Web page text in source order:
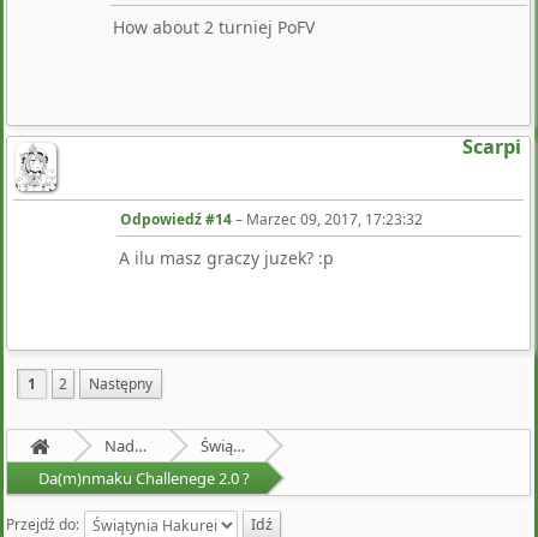
How about 2 turniej PoFV
Scarpi
Odpowiedź #14– Marzec 09, 2017, 17:23:32
A ilu masz graczy juzek? :p
1 2 Następny
Nadprzyrodzona Granica
Świątynia Hakurei
Da(m)nmaku Challenege 2.0 ?
Przejdź do: